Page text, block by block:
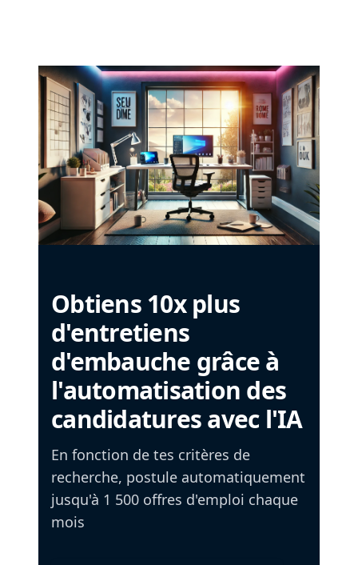
Obtiens 10x plus
d'entretiens
d'embauche grâce à
l'automatisation des
candidatures avec l'IA
En fonction de tes critères de
recherche, postule automatiquement
jusqu'à 1 500 offres d'emploi chaque
mois